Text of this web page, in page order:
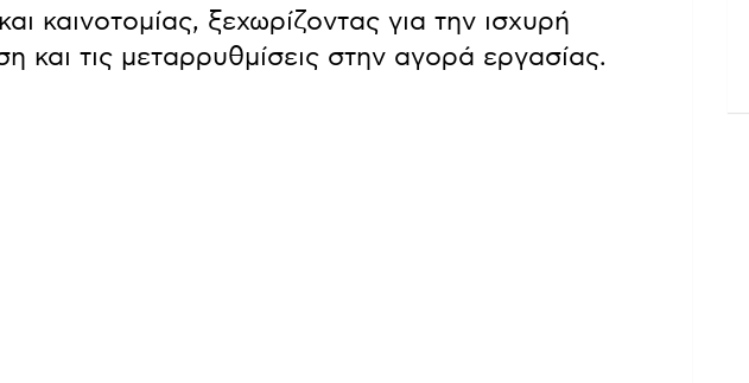
καινοτομίας, ξεχωρίζοντας για την ισχυρή
και τις μεταρρυθμίσεις στην αγορά εργασίας.